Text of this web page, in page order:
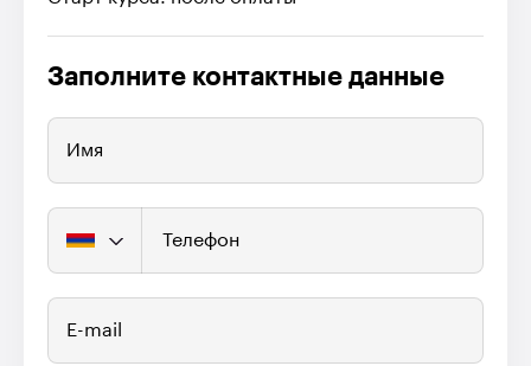
Заполните контактные данные
Имя
Телефон
E-mail